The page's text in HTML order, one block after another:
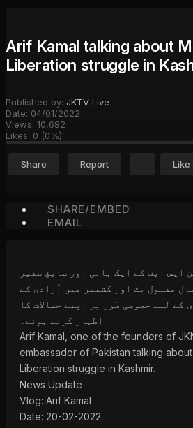
Arif Kamal talking about
Liberation struggle in
Published by: JKTV Live
Date: 04/01/2022
Views: 10,682
Likes: 0 (0%)
Share Report Like
SHARE/EMBED
EMAIL
ایس ایف کے ایک بانی اور سابق سفیر
مقبول بٹ اور کشمیر میں آزادی کے
کے لیے خصوصی طور پر اپنے خیالات کا
اظہار کرتے ہوئے۔
Arif Kamal, one of the founders of
embassador of Pakistan talking
Liberation struggle in Kashmir.
News Update
Vlog: Arif Kamal
Date: 20-02-2022